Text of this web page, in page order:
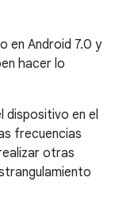
en Android 7.0 y
hacer lo
dispositivo en el
frecuencias
otras